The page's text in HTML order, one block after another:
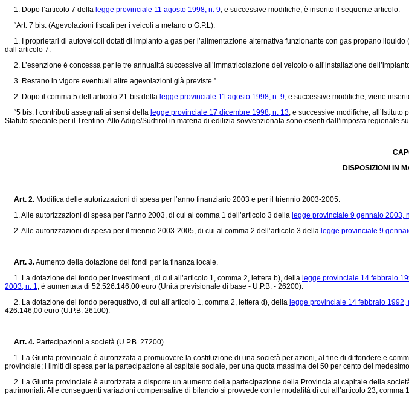
1. Dopo l’articolo 7 della legge provinciale 11 agosto 1998, n. 9, e successive modifiche, è inserito il seguente articolo:
“Art. 7 bis. (Agevolazioni fiscali per i veicoli a metano o G.P.L).
1. I proprietari di autoveicoli dotati di impianto a gas per l’alimentazione alternativa funzionante con gas propano
dall’articolo 7.
2. L’esenzione è concessa per le tre annualità successive all’immatricolazione del veicolo o all’installazione
3. Restano in vigore eventuali altre agevolazioni già previste.”
2. Dopo il comma 5 dell’articolo 21-bis della legge provinciale 11 agosto 1998, n. 9, e successive modifiche, viene
“5 bis. I contributi assegnati ai sensi della legge provinciale 17 dicembre 1998, n. 13, e successive modifiche,
Statuto speciale per il Trentino-Alto Adige/Südtirol in materia di edilizia sovvenzionata sono esenti dall’imposta regionale
DISPOSIZIONI IN
Art. 2. Modifica delle autorizzazioni di spesa per l’anno finanziario 2003 e per il triennio 2003-2005.
1. Alle autorizzazioni di spesa per l’anno 2003, di cui al comma 1 dell’articolo 3 della legge provinciale 9 gennaio 2003,
2. Alle autorizzazioni di spesa per il triennio 2003-2005, di cui al comma 2 dell’articolo 3 della legge provinciale 9
Art. 3.Aumento della dotazione dei fondi per la finanza locale.
1. La dotazione del fondo per investimenti, di cui all’articolo 1, comma 2, lettera b), della legge provinciale 14 febbraio
2003, n. 1, è aumentata di 52.526.146,00 euro (Unità previsionale di base - U.P.B. - 26200).
2. La dotazione del fondo perequativo, di cui all’articolo 1, comma 2, lettera d), della legge provinciale 14 febbraio 1992,
426.146,00 euro (U.P.B. 26100).
Art. 4. Partecipazioni a società (U.P.B. 27200).
1. La Giunta provinciale è autorizzata a promuovere la costituzione di una società per azioni, al fine di diffondere e
provinciale; i limiti di spesa per la partecipazione al capitale sociale, per una quota massima del 50 per cento del
2. La Giunta provinciale è autorizzata a disporre un aumento della partecipazione della Provincia al capitale della
patrimoniali. Alle conseguenti variazioni compensative di bilancio si provvede con le modalità di cui all’articolo 23, comma